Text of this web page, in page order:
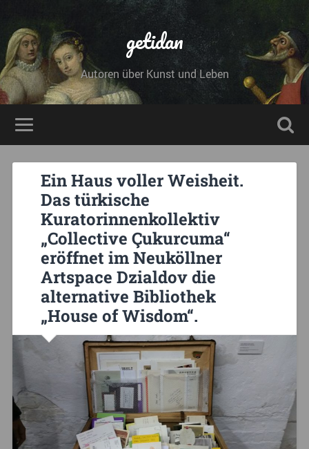
getidan
Autoren über Kunst und Leben
Ein Haus voller Weisheit.
Das türkische
Kuratorinnenkollektiv
„Collective Çukurcuma“
eröffnet im Neuköllner
Artspace Dzialdov die
alternative Bibliothek
„House of Wisdom“.